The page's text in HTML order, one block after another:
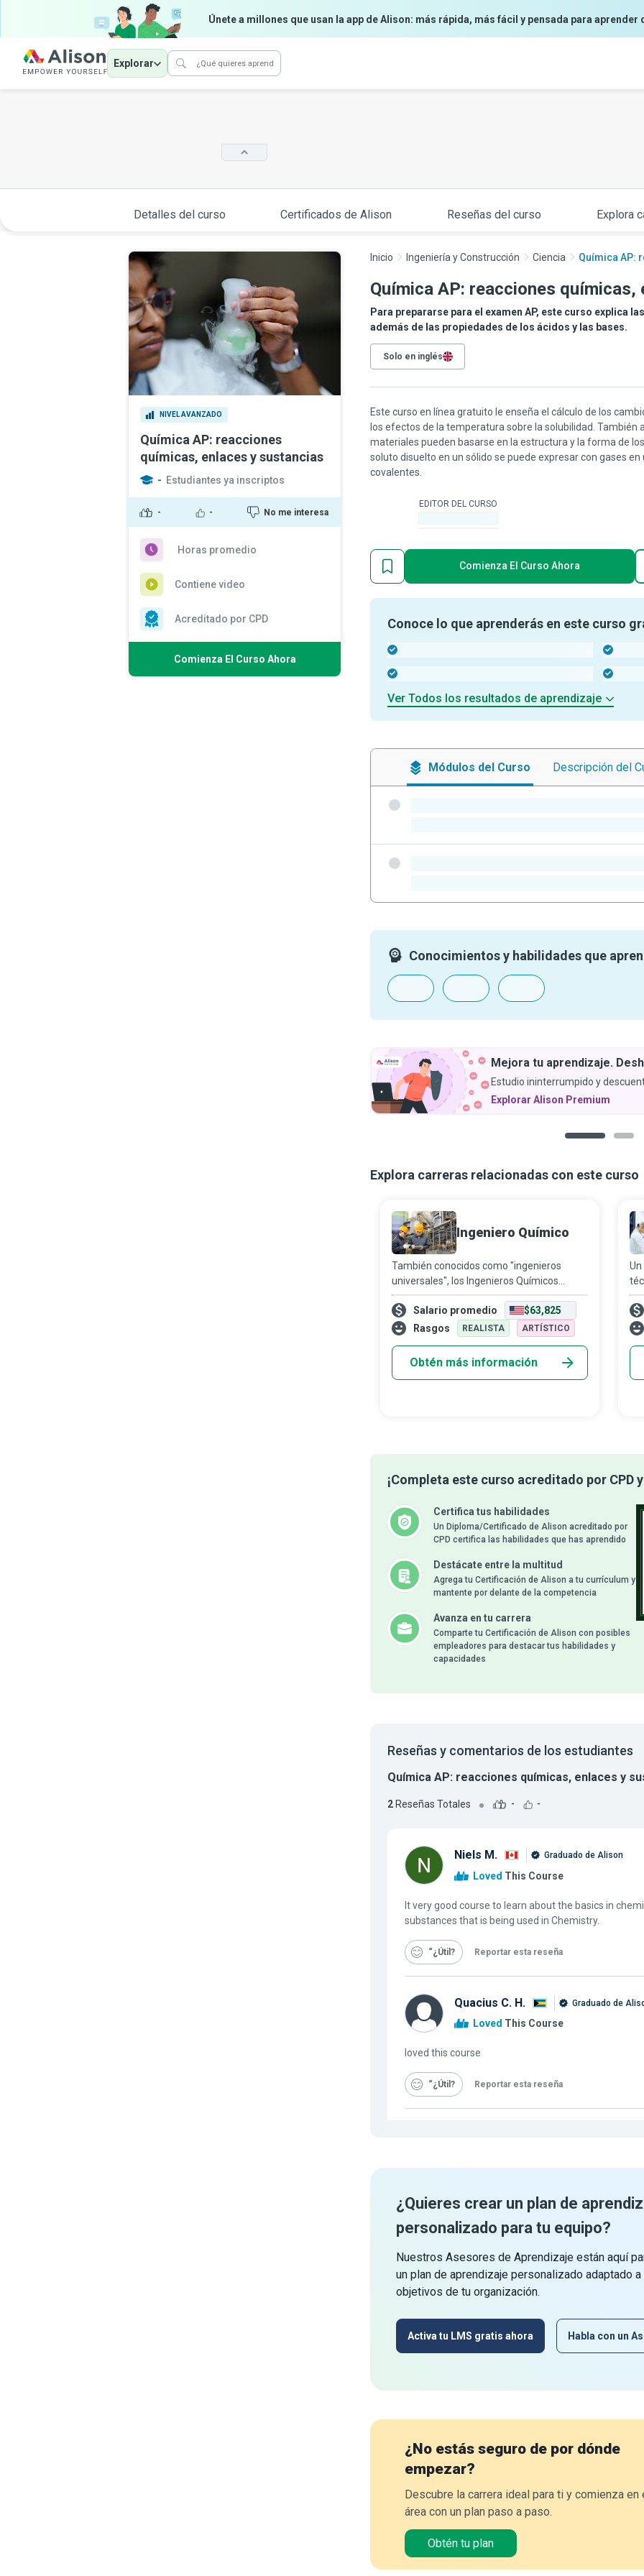
Únete a millones que usan la app de Alison: más rápida, más fácil y pensada para
Explorar
Detalles del curso Certificados de Alison Reseñas del curso Explora
NIVEL AVANZADO
Química AP: reacciones
químicas, enlaces y sustancias
- Estudiantes ya inscriptos
- - No me interesa
Horas promedio
Contiene video
Acreditado por CPD
Comienza El Curso Ahora
Inicio Ingeniería y Construcción Ciencia Química AP:
Química AP: reacciones químicas,
Para prepararse para el examen AP, este curso explica
además de las propiedades de los ácidos y las bases.
Solo en inglés
Este curso en línea gratuito le enseña el cálculo de los
los efectos de la temperatura sobre la solubilidad. También
materiales pueden basarse en la estructura y la forma de
soluto disuelto en un sólido se puede expresar con gases
covalentes.
EDITOR DEL CURSO
Comienza El Curso Ahora
Conoce lo que aprenderás en este curso
Ver Todos los resultados de aprendizaje
Módulos del Curso Descripción del
Conocimientos y habilidades que
Mejora tu aprendizaje.
Estudio ininterrumpido y
Explorar Alison Premium
Explora carreras relacionadas con este curso
Ingeniero Químico
También conocidos como "ingenieros
universales", los Ingenieros Químicos
aplican los principios de la química, biología,
física y matemáticas en el diseño y
desarrollo de una amplia gama de
Salario promedio
$63,825
Rasgos
REALISTA ARTÍSTICO
Obtén más información
¡Completa este curso acreditado por CPD
Certifica tus habilidades
Un Diploma/Certificado de Alison acreditado por
CPD certifica las habilidades que has aprendido
Destácate entre la multitud
Agrega tu Certificación de Alison a tu currículum y
mantente por delante de la competencia
Avanza en tu carrera
Comparte tu Certificación de Alison con posibles
empleadores para destacar tus habilidades y
capacidades
Reseñas y comentarios de los estudiantes
Química AP: reacciones químicas, enlaces y
2Reseñas Totales - -
Niels M. Graduado de Alison
Loved This Course
It very good course to learn about the basics in
substances that is being used in Chemistry.
“¿Útil Reportar esta reseña
Quacius C. H. Graduado de
Loved This Course
loved this course
“¿Útil Reportar esta reseña
¿Quieres crear un plan de
personalizado para tu equipo?
Nuestros Asesores de Aprendizaje están aquí
un plan de aprendizaje personalizado adaptado
objetivos de tu organización.
Activa tu LMS gratis ahora Habla con un
¿No estás seguro de por dónde
empezar?
Descubre la carrera ideal para ti y comienza en
área con un plan paso a paso.
Obtén tu plan